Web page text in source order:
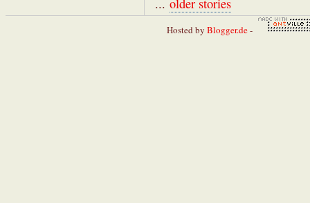
... older stories
Hosted by Blogger.de-